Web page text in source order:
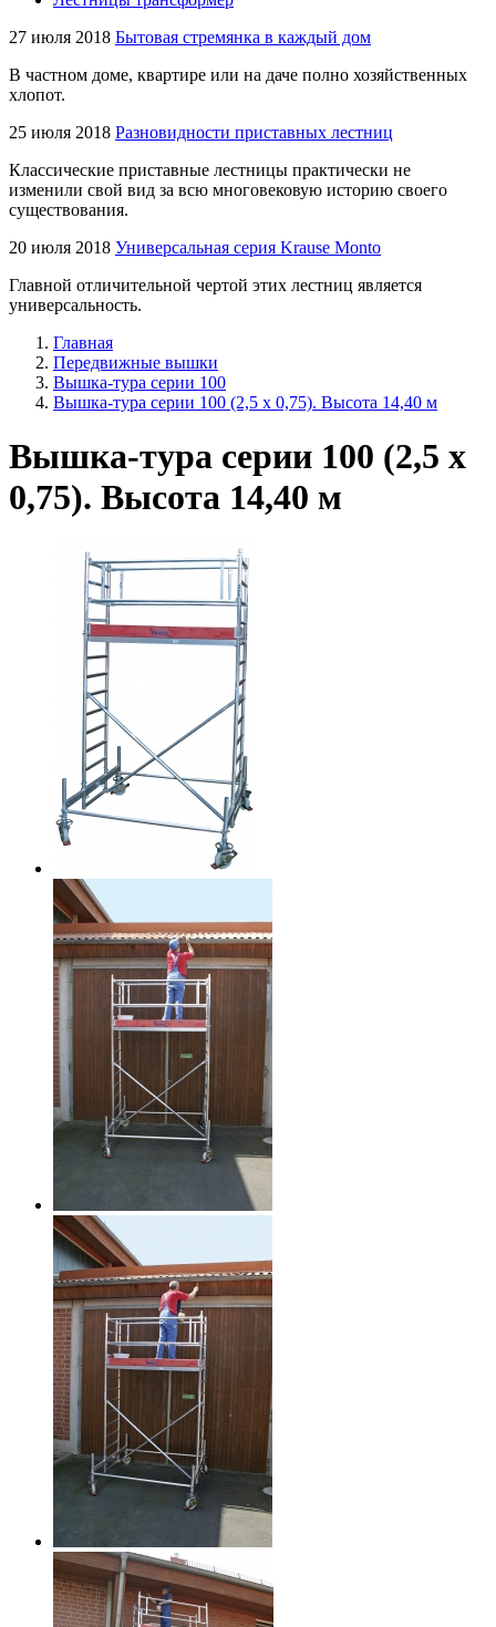
27 июля 2018 Бытовая стремянка в каждый дом
В частном доме, квартире или на даче полно хозяйственных
хлопот.
25 июля 2018 Разновидности приставных лестниц
Классические приставные лестницы практически не
изменили свой вид за всю многовековую историю своего
существования.
20 июля 2018 Универсальная серия Krause Monto
Главной отличительной чертой этих лестниц является
универсальность.
Главная
Передвижные вышки
Вышка-тура серии 100
Вышка-тура серии 100 (2,5 х 0,75). Высота 14,40 м
Вышка-тура серии 100 (2,5 х
0,75). Высота 14,40 м